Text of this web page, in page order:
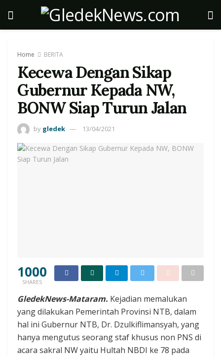
Home BERITA
Kecewa Dengan Sikap
Gubernur Kepada NW,
BONW Siap Turun Jalan
by gledek 13/04/2021
1000
SHARES
GledekNews-Mataram. Kejadian memalukan
yang dilakukan Pemerintah Provinsi NTB, dalam
hal ini Gubernur NTB, Dr. Dzulkiflimansyah, yang
hanya mengutus seorang staf khusus non PNS di
acara sakral NW yaitu Hultah NBDI ke 78 pada